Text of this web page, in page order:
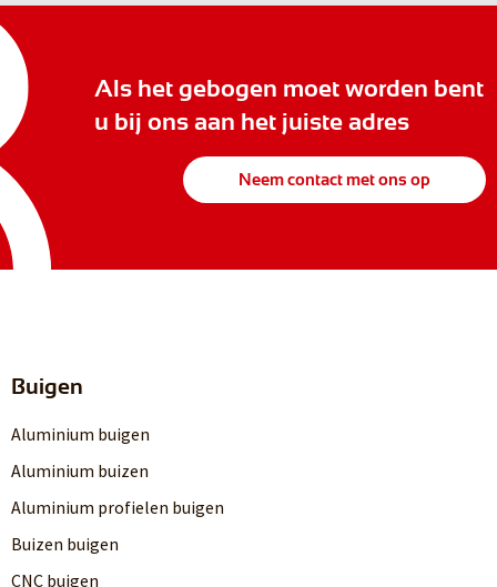
Als het gebogen moet worden bent
u bij ons aan het juiste adres
Neem contact met ons op
Buigen
Aluminium buigen
Aluminium buizen
Aluminium profielen buigen
Buizen buigen
CNC buigen